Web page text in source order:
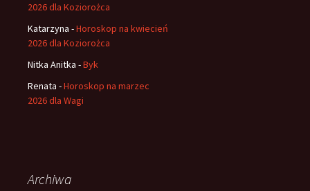
2026 dla Koziorożca
Katarzyna -Horoskop na kwiecień
2026 dla Koziorożca
Nitka Anitka -Byk
Renata -Horoskop na marzec
2026 dla Wagi
Archiwa